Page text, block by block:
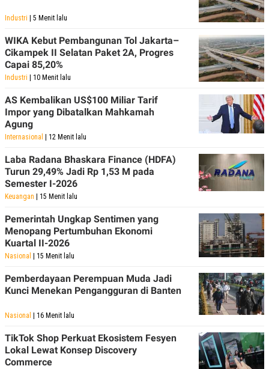
E
D
A
.
I
D
SITEMAPPROFILETERM
USE
PEMBERITAAN
SIBER
PRIVACY
POLICY
Industri | 5 Menit lalu
WIKA Kebut Pembangunan Tol Jakarta–
Cikampek II Selatan Paket 2A, Progres
Capai 85,20%
Industri | 10 Menit lalu
AS Kembalikan US$100 Miliar Tarif
Impor yang Dibatalkan Mahkamah
Agung
Internasional | 12 Menit lalu
Laba Radana Bhaskara Finance (HDFA)
Turun 29,49% Jadi Rp 1,53 M pada
Semester I-2026
Keuangan | 15 Menit lalu
Pemerintah Ungkap Sentimen yang
Menopang Pertumbuhan Ekonomi
Kuartal II-2026
Nasional | 15 Menit lalu
Pemberdayaan Perempuan Muda Jadi
Kunci Menekan Pengangguran di Banten
Nasional | 16 Menit lalu
TikTok Shop Perkuat Ekosistem Fesyen
Lokal Lewat Konsep Discovery
Commerce